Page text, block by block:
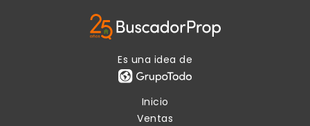
Es una idea de
Inicio
Ventas